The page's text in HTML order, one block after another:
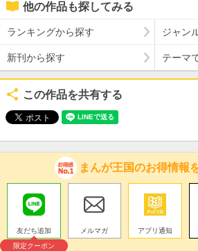
他の作品も探してみる
ランキングから探す ジャン
新刊から探す テーマ
この作品を共有する
まんが王国のお得情報
友だち追加
限定クーポン
メルマガ アプリ通知